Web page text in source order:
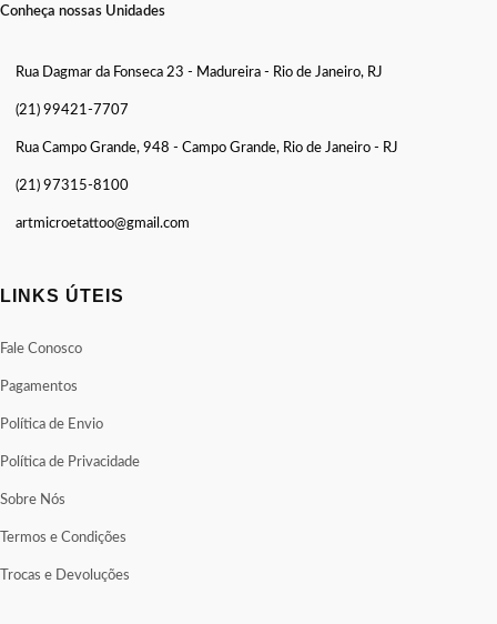
Conheça nossas Unidades
Rua Dagmar da Fonseca 23 - Madureira - Rio de Janeiro, RJ
(21) 99421-7707
Rua Campo Grande, 948 - Campo Grande, Rio de Janeiro - RJ
(21) 97315-8100
artmicroetattoo@gmail.com
LINKS ÚTEIS
Fale Conosco
Pagamentos
Política de Envio
Política de Privacidade
Sobre Nós
Termos e Condições
Trocas e Devoluções